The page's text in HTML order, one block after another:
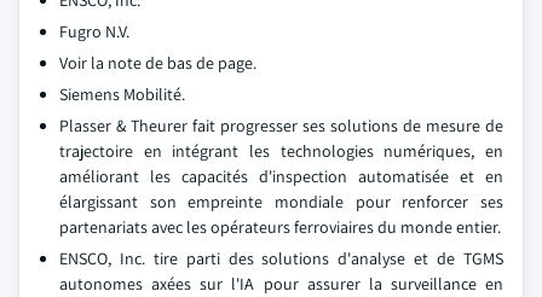
Fugro N.V.
Voir la note de bas de page.
Siemens Mobilité.
Plasser & Theurer fait progresser ses solutions de mesure de
trajectoire en intégrant les technologies numériques, en
améliorant les capacités d'inspection automatisée et en
élargissant son empreinte mondiale pour renforcer ses
partenariats avec les opérateurs ferroviaires du monde entier.
ENSCO, Inc. tire parti des solutions d'analyse et de TGMS
autonomes axées sur l'IA pour assurer la surveillance en